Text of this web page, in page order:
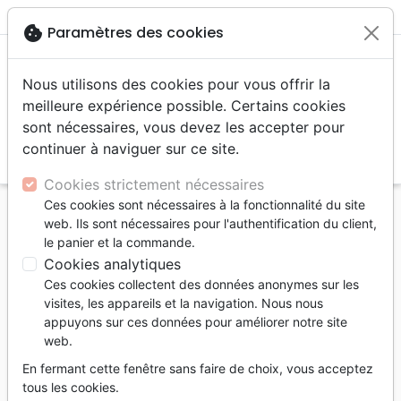
menu
Accueil Livres
Souffrance, Relation d'aide
Relation d'aide
Relation d'aide 89produits
cookie Paramètres des cookies
Nous utilisons des cookies pour vous offrir la
meilleure expérience possible. Certains cookies
sont nécessaires, vous devez les accepter pour
continuer à naviguer sur ce site.
Cookies strictement nécessaires
Ces cookies sont nécessaires à la fonctionnalité du site
web. Ils sont nécessaires pour l'authentification du client,
le panier et la commande.
Cookies analytiques
Ces cookies collectent des données anonymes sur les
visites, les appareils et la navigation. Nous nous
appuyons sur ces données pour améliorer notre site
web.
En fermant cette fenêtre sans faire de choix, vous acceptez
tous les cookies.